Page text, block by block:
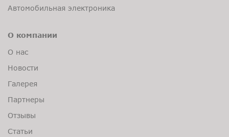
Автомобильная электроника
О компании
О нас
Новости
Галерея
Партнеры
Отзывы
Статьи